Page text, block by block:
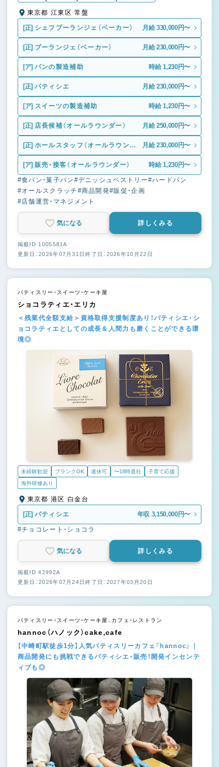
東京都 江東区 常盤
[正] シェフブーランジェ（ベーカー） 月給 330,000円〜
[正] ブーランジェ（ベーカー） 月給 230,000円〜
[ア] パンの製造補助 時給 1,230円〜
[正] パティシエ 月給 230,000円〜
[ア] スイーツの製造補助 時給 1,230円〜
[正] 店長候補（オールラウンダー） 月給 250,000円〜
[正] ホールスタッフ（オールラウンダ
ー）
月給 230,000円〜
[ア] 販売・接客（オールラウンダー） 時給 1,230円〜
#食パン・菓子パン #デニッシュペストリー#ハードパン
#オールスクラッチ #商品開発#販促・企画
#店舗運営・マネジメント
気になる 詳しくみる
掲載ID 1005581A
更新日：2026年07月31日終了日：2026年10月22日
パティスリー・スイーツ・ケーキ屋
ショコラティエ・エリカ
＜残業代全額支給＞資格取得支援制度あり！パティシエ・シ
ョコラティエとしての成長＆人間力も磨くことができる環
境◎
未経験歓迎 ブランクOK 連休可 〜18時退社
子育て応援
海外研修あり
東京都 港区 白金台
[正] パティシエ 年収 3,150,000円〜
#チョコレート・ショコラ
気になる 詳しくみる
掲載ID 42992A
更新日：2026年07月24日終了日：2027年03月20日
パティスリー・スイーツ・ケーキ屋、カフェ・レストラン
hannoc（ハノック）cake,cafe
【中崎町駅徒歩1分】人気パティスリーカフェ『hannoc』｜
商品開発にも挑戦できるパティシエ・販売！開発インセンテ
ィブも◎